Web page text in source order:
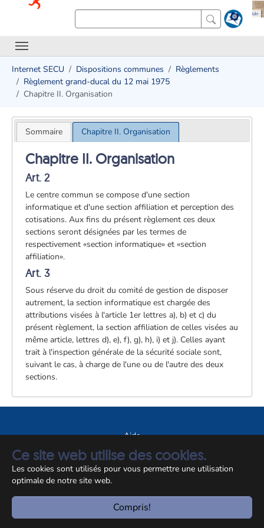
Ce site web utilise des cookies.
Les cookies sont utilisés pour vous permettre une utilisation
optimale de notre site web.
Compris!
Internet SECU Dispositions communes
Règlements
Règlement grand-ducal du 12 mai 1975
Chapitre II. Organisation
Sommaire Chapitre II. Organisation
Chapitre II. Organisation
Art. 2
Le centre commun se compose d'une section
informatique et d'une section affiliation et perception des
cotisations. Aux fins du présent règlement ces deux
sections seront désignées par les termes de
respectivement «section informatique» et «section
affiliation».
Art. 3
Sous réserve du droit du comité de gestion de disposer
autrement, la section informatique est chargée des
attributions visées à l'article 1er lettres a), b) et c) du
présent règlement, la section affiliation de celles visées au
même article, lettres d), e), f), g), h), i) et j). Celles ayant
trait à l'inspection générale de la sécurité sociale sont,
suivant le cas, à charge de l'une ou de l'autre des deux
sections.
Aide
A propos du site
Notice légale
© CCSS 2026